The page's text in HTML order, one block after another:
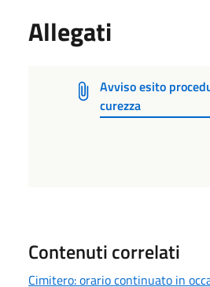
Allegati
Avviso esito
curezza
Contenuti correlati
Cimitero: orario continuato in